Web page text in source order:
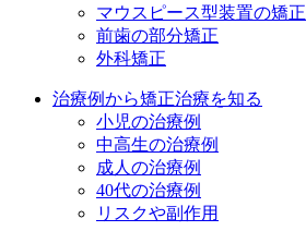
マウスピース型装置の矯正
前歯の部分矯正
外科矯正
治療例から矯正治療を知る
小児の治療例
中高生の治療例
成人の治療例
40代の治療例
リスクや副作用